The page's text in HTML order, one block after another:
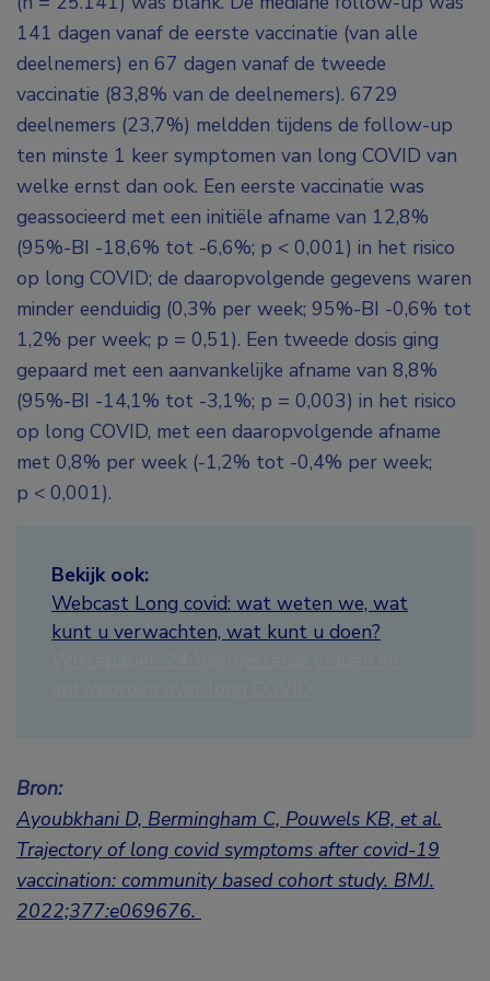
141 dagen vanaf de eerste vaccinatie (van alle
deelnemers) en 67 dagen vanaf de tweede
vaccinatie (83,8% van de deelnemers). 6729
deelnemers (23,7%) meldden tijdens de follow-up
ten minste 1 keer symptomen van long COVID van
welke ernst dan ook. Een eerste vaccinatie was
geassocieerd met een initiële afname van 12,8%
(95%-BI -18,6% tot -6,6%; p < 0,001) in het risico
op long COVID; de daaropvolgende gegevens waren
minder eenduidig (0,3% per week; 95%-BI -0,6% tot
1,2% per week; p = 0,51). Een tweede dosis ging
gepaard met een aanvankelijke afname van 8,8%
(95%-BI -14,1% tot -3,1%; p = 0,003) in het risico
op long COVID, met een daaropvolgende afname
met 0,8% per week (-1,2% tot -0,4% per week;
p < 0,001).
Bekijk ook:
Webcast Long covid: wat weten we, wat
kunt u verwachten, wat kunt u doen?
Bron:
Ayoubkhani D, Bermingham C, Pouwels KB, et al.
Trajectory of long covid symptoms after covid-19
vaccination: community based cohort study. BMJ.
2022;377:e069676.